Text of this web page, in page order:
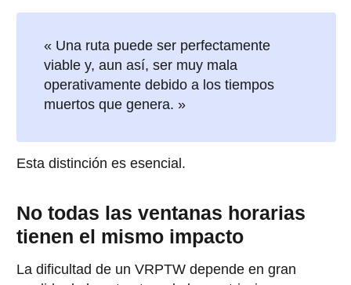
« Una ruta puede ser perfectamente
viable y, aun así, ser muy mala
operativamente debido a los tiempos
muertos que genera. »
Esta distinción es esencial.
No todas las ventanas horarias
tienen el mismo impacto
La dificultad de un VRPTW depende en gran